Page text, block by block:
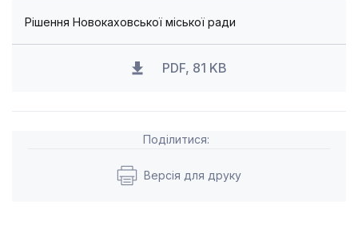
Рішення Новокаховської міської ради
PDF, 81 KB
Поділитися:
Версія для друку